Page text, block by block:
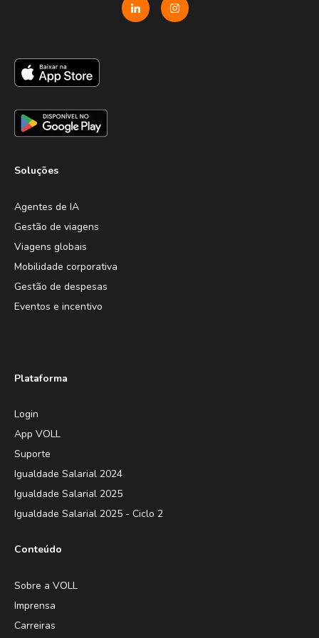
Soluções
Agentes de IA
Gestão de viagens
Viagens globais
Mobilidade corporativa
Gestão de despesas
Eventos e incentivo
Plataforma
Login
App VOLL
Suporte
Igualdade Salarial 2024
Igualdade Salarial 2025
Igualdade Salarial 2025 - Ciclo 2
Conteúdo
Sobre a VOLL
Imprensa
Carreiras